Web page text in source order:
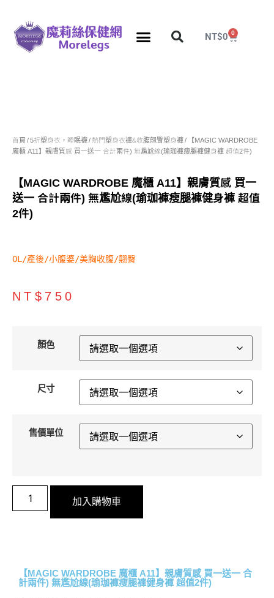
NT$0 0
首頁 /5折塑身衣，睡眠襪/ 熱門塑身衣褲&收腹翹臀塑身褲/ 【MAGIC WARDROBE
魔櫃 A11】親膚質感 買一送一 合計兩件) 無尷尬線(瑜珈褲瘦腿褲健身褲 超值2件)
【MAGIC WARDROBE 魔櫃 A11】親膚質感 買一
送一 合計兩件) 無尷尬線(瑜珈褲瘦腿褲健身褲 超值
2件)
OL/產後/小腹婆/美胸收腹/翹臀
NT$ 750
顏色
尺寸
售價單位
加入購物車
【MAGIC WARDROBE 魔櫃 A11】親膚質感 買一送一 合
計兩件) 無尷尬線(瑜珈褲瘦腿褲健身褲 超值2件)